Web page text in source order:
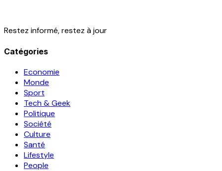
Restez informé, restez à jour
Catégories
Economie
Monde
Sport
Tech & Geek
Politique
Société
Culture
Santé
Lifestyle
People